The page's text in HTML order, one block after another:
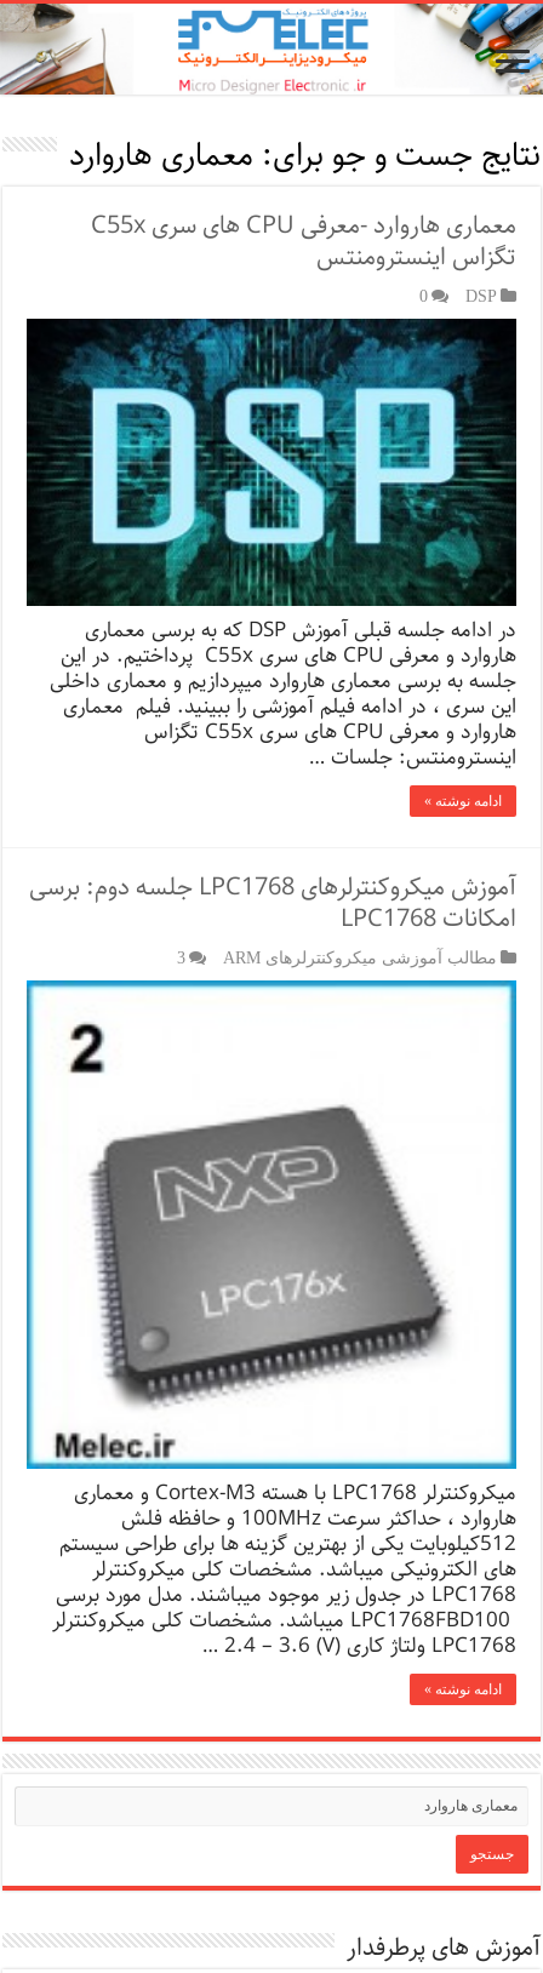
نتایج جست و جو برای: معماری هاروارد
معماری هاروارد -معرفی CPU های سری C55x
تگزاس اینسترومنتس
DSP
0
در ادامه جلسه قبلی آموزش DSP که به برسی معماری
هاروارد و معرفی CPU های سری C55x پرداختیم. در این
جلسه به برسی معماری هاروارد میپردازیم و معماری داخلی
این سری ، در ادامه فیلم آموزشی را ببینید. فیلم معماری
هاروارد و معرفی CPU های سری C55x تگزاس
اینسترومنتس: جلسات …
ادامه نوشته »
آموزش میکروکنترلرهای LPC1768 جلسه دوم: برسی
امکانات LPC1768
مطالب آموزشی میکروکنترلرهای ARM 3
میکروکنترلر LPC1768 با هسته Cortex-M3 و معماری
هاروارد ، حداکثر سرعت 100MHz و حافظه فلش
512کیلوبایت یکی از بهترین گزینه ها برای طراحی سیستم
های الکترونیکی میباشد. مشخصات کلی میکروکنترلر
LPC1768 در جدول زیر موجود میباشند. مدل مورد برسی
LPC1768FBD100 میباشد. مشخصات کلی میکروکنترلر
LPC1768 ولتاژ کاری (V) 2.4 – 3.6 …
ادامه نوشته »
آموزش های پرطرفدار